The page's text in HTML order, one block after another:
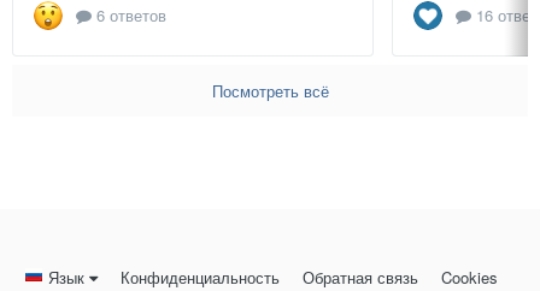
6 ответов
16
Посмотреть всё
Язык Конфиденциальность Обратная связь
Cookies